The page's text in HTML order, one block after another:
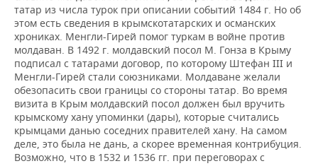
татар из числа турок при описании событий 1484 г. Но об
этом есть сведения в крымскотатарских и османских
хрониках. Менгли-Гирей помог туркам в войне против
молдаван. В 1492 г. молдавский посол М. Гонза в Крыму
подписал с татарами договор, по которому Штефан III и
Менгли-Гирей стали союзниками. Молдаване желали
обезопасить свои границы со стороны татар. Во время
визита в Крым молдавский посол должен был вручить
крымскому хану упоминки (дары), которые считались
крымцами данью соседних правителей хану. На самом
деле, это была не дань, а скорее временная контрибуция.
Возможно, что в 1532 и 1536 гг. при переговорах с